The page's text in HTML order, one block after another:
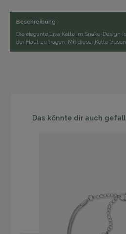
Beschreibung
Die elegante Liva Kette im Snake-Design
der Haut zu tragen. Mit dieser Kette
Produktgalerie überspringen
Das könnte dir auch